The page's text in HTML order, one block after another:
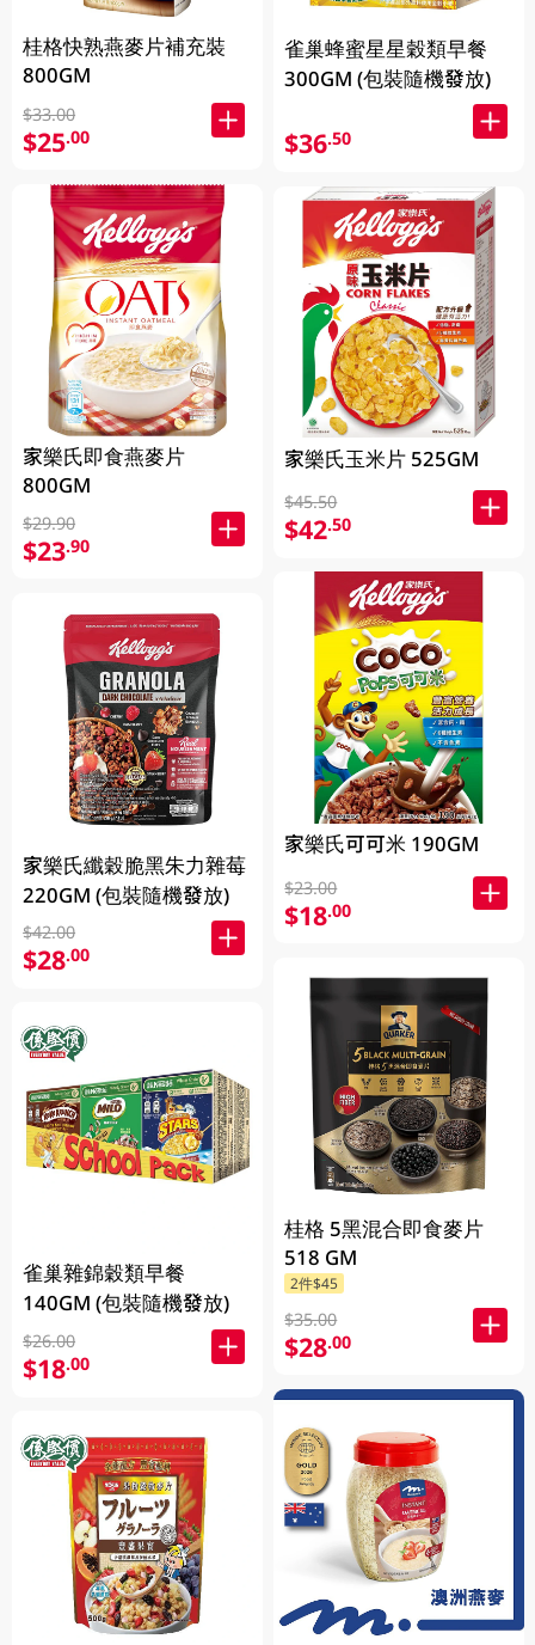
桂格快熟燕麥片補充裝
800GM
$33.00
$25.00
家樂氏即食燕麥片
800GM
$29.90
$23.90
家樂氏纖穀脆黑朱力雜莓
220GM (包裝隨機發放)
$42.00
$28.00
雀巢雜錦穀類早餐
140GM (包裝隨機發放)
$26.00
$18.00
雀巢蜂蜜星星穀類早餐
300GM (包裝隨機發放)
$36.50
家樂氏玉米片 525GM
$45.50
$42.50
家樂氏可可米 190GM
$23.00
$18.00
桂格 5黑混合即食麥片
518 GM
2件$45
$35.00
$28.00